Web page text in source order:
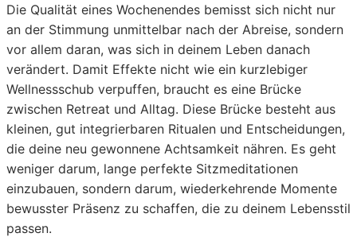
Die Qualität eines Wochenendes bemisst sich nicht nur
an der Stimmung unmittelbar nach der Abreise, sondern
vor allem daran, was sich in deinem Leben danach
verändert. Damit Effekte nicht wie ein kurzlebiger
Wellnessschub verpuffen, braucht es eine Brücke
zwischen Retreat und Alltag. Diese Brücke besteht aus
kleinen, gut integrierbaren Ritualen und Entscheidungen,
die deine neu gewonnene Achtsamkeit nähren. Es geht
weniger darum, lange perfekte Sitzmeditationen
einzubauen, sondern darum, wiederkehrende Momente
bewusster Präsenz zu schaffen, die zu deinem Lebensstil
passen.